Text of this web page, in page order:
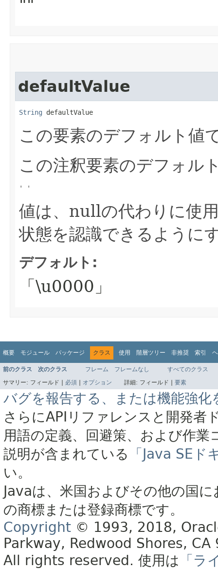
""
defaultValue
String defaultValue
この要素のデフォルト値
この注釈要素のデフォル
' '
値は、nullの代わりに使
状態を認識できるように
デフォルト:
「\u0000」
概要 モジュール パッケージ クラス 使用 階層ツリー 非推奨 索引
前のクラス 次のクラス フレーム フレームなし
すべてのクラス
サマリー: フィールド | 必須 | オプション 詳細: フィールド | 要素
バグを報告する、または機能強化
さらにAPIリファレンスと開発者
用語の定義、回避策、および作
説明が含まれている
「Java SE
い。
Javaは、米国およびその他の国
の商標または登録商標です。
Copyright © 1993, 2018,
Parkway, Redwood Shores, CA
All rights reserved. 使用は 「ラ